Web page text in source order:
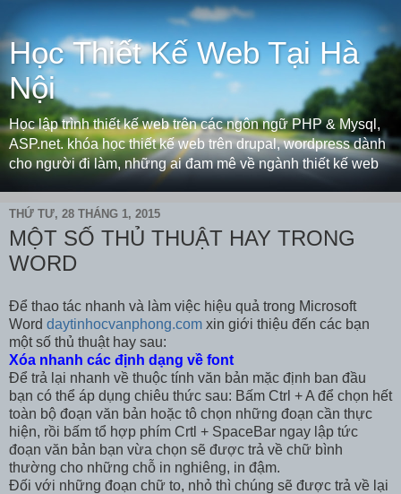
Học Thiết Kế Web Tại Hà
Nội
Học lập trình thiết kế web trên các ngôn ngữ PHP & Mysql,
ASP.net. khóa học thiết kế web trên drupal, wordpress dành
cho người đi làm, những ai đam mê về ngành thiết kế web
THỨ TƯ, 28 THÁNG 1, 2015
MỘT SỐ THỦ THUẬT HAY TRONG
WORD
Để thao tác nhanh và làm việc hiệu quả trong Microsoft
Word daytinhocvanphong.com xin giới thiệu đến các bạn
một số thủ thuật hay sau:
Xóa nhanh các định dạng về font
Để trả lại nhanh về thuộc tính văn bản mặc định ban đầu
bạn có thể áp dụng chiêu thức sau: Bấm Ctrl + A để chọn hết
toàn bộ đoạn văn bản hoặc tô chọn những đoạn cần thực
hiện, rồi bấm tổ hợp phím Crtl + SpaceBar ngay lập tức
đoạn văn bản bạn vừa chọn sẽ được trả về chữ bình
thường cho những chỗ in nghiêng, in đậm.
Đối với những đoạn chữ to, nhỏ thì chúng sẽ được trả về lại